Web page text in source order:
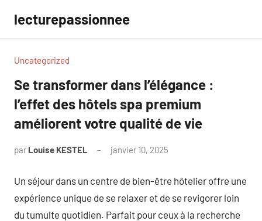
contenu
lecturepassionnee
Uncategorized
Se transformer dans l’élégance :
l’effet des hôtels spa premium
améliorent votre qualité de vie
par Louise KESTEL janvier 10, 2025
Un séjour dans un centre de bien-être hôtelier offre une
expérience unique de se relaxer et de se revigorer loin
du tumulte quotidien. Parfait pour ceux à la recherche